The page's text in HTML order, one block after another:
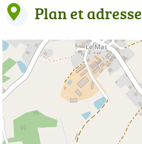
Plan et adresse